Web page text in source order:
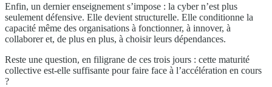
Enfin, un dernier enseignement s’impose : la cyber n’est plus
seulement défensive. Elle devient structurelle. Elle conditionne la
capacité même des organisations à fonctionner, à innover, à
collaborer et, de plus en plus, à choisir leurs dépendances.
Reste une question, en filigrane de ces trois jours : cette maturité
collective est-elle suffisante pour faire face à l’accélération en cours
?